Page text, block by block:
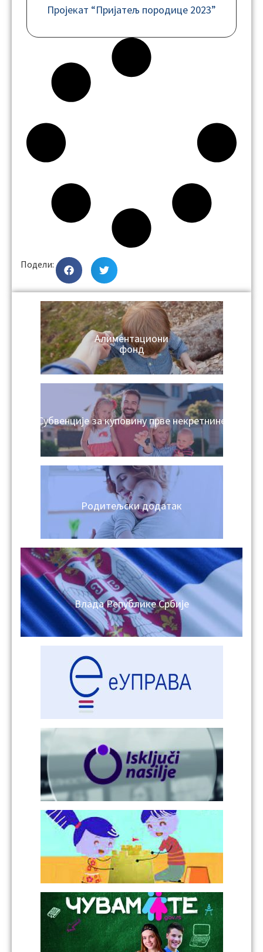
Пројекат “Пријатељ породице 2023”
Подели:
Алиментациони
фонд
Субвенције за куповину прве некретнине
Родитељски додатак
Влада Републике Србије